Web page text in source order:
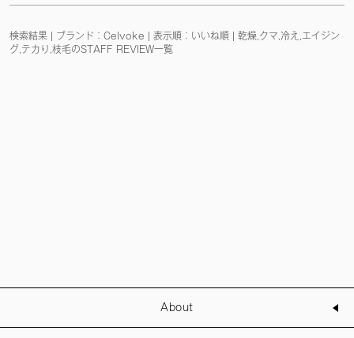
検索結果 | ブランド：Celvoke | 表示順：いいね順 | 乾燥,クマ,冷え,エイジン
グ,テカり,枝毛のSTAFF REVIEW一覧
About